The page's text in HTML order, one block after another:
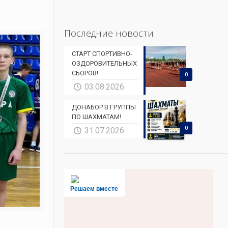
Последние новости
0
СТАРТ СПОРТИВНО-
ОЗДОРОВИТЕЛЬНЫХ
СБОРОВ!
03.08.2026
0
ДОНАБОР В ГРУППЫ
ПО ШАХМАТАМ!
31.07.2026
Решаем вместе